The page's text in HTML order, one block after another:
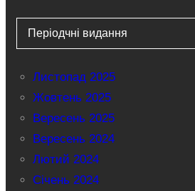
Періодчні видання
Листопад 2025
Жовтень 2025
Вересень 2025
Вересень 2024
Лютий 2024
Січень 2024